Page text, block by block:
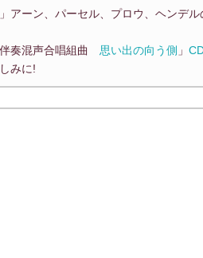
アーン、パーセル、プロウ、ヘンデ
奏混声合唱組曲 思い出の向う側 」
みに!